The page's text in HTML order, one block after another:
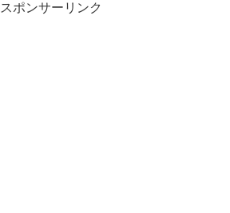
スポンサーリンク